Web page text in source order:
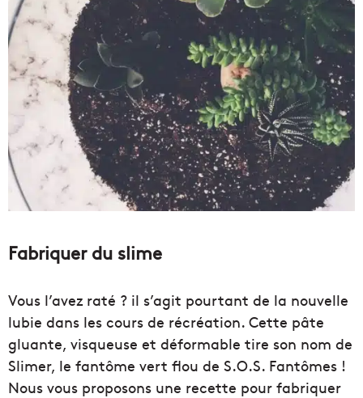
Fabriquer du slime
Vous l’avez raté ? il s’agit pourtant de la nouvelle
lubie dans les cours de récréation. Cette pâte
gluante, visqueuse et déformable tire son nom de
Slimer, le fantôme vert flou de S.O.S. Fantômes !
Nous vous proposons une recette pour fabriquer